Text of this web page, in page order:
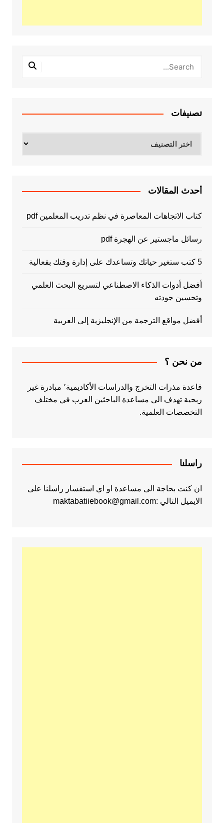
تصنيفات
أحدث المقالات
كتاب الاتجاهات المعاصرة في نظم تدريب المعلمين pdf
رسائل ماجستير عن الهجرة pdf
5 كتب ستغير حياتك وتساعدك على إدارة وقتك بفعالية
أفضل أدوات الذكاء الاصطناعي لتسريع البحث العلمي
وتحسين جودته
أفضل مواقع الترجمة من الإنجليزية إلى العربية
من نحن ؟
قاعدة مذرات التخرج والدراسات الأكاديمية٬ مبادرة غير
ربحية تهدف الى مساعدة الباحثين العرب في مختلف
التخصصات العلمية.
راسلنا
ان كنت بحاجة الى مساعدة او اي استفسار راسلنا على
الايميل التالي :maktabatiiebook@gmail.com